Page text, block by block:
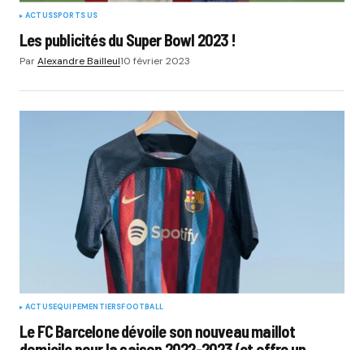
ACTUSSPORTS US
Les publicités du Super Bowl 2023 !
ParAlexandre Bailleul10 février 2023
ACTUSEQUIPEMENTIERSFOOTBALL
Le FC Barcelone dévoile son nouveau maillot